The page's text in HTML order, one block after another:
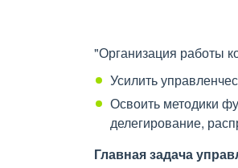
"Организация работы
Усилить
Освоить методики
делегирование,
Главная задача